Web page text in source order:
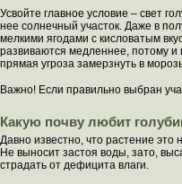
Усвойте главное условие – свет
нее солнечный участок. Даже в
мелкими ягодами с кисловатым
развиваются медленнее, потому и
прямая угроза замерзнуть в
Важно! Если правильно выбран
Какую почву любит
Давно известно, что растение это
Не выносит застоя воды, зато,
страдать от дефицита влаги.